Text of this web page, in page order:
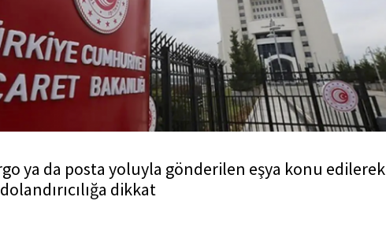
ya da posta yoluyla gönderilen eşya konu edilerek
dikkat